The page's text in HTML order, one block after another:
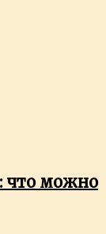
что можно